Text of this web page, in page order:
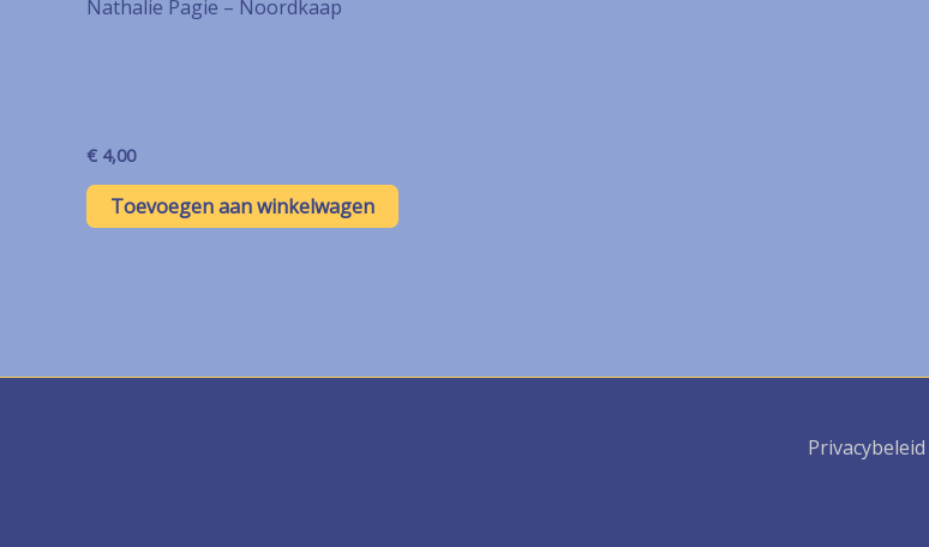
Nathalie Pagie – Noordkaap
€ 4,00
Toevoegen aan winkelwagen
Privacybeleid